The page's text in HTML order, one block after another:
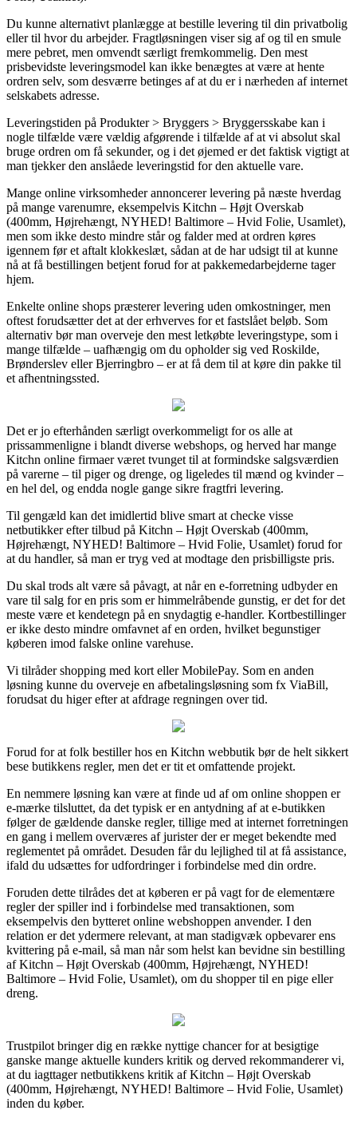
Du kunne alternativt planlægge at bestille levering til din privatbolig
eller til hvor du arbejder. Fragtløsningen viser sig af og til en smule
mere pebret, men omvendt særligt fremkommelig. Den mest
prisbevidste leveringsmodel kan ikke benægtes at være at hente
ordren selv, som desværre betinges af at du er i nærheden af internet
selskabets adresse.
Leveringstiden på Produkter > Bryggers > Bryggersskabe kan i
nogle tilfælde være vældig afgørende i tilfælde af at vi absolut skal
bruge ordren om få sekunder, og i det øjemed er det faktisk vigtigt at
man tjekker den anslåede leveringstid for den aktuelle vare.
Mange online virksomheder annoncerer levering på næste hverdag
på mange varenumre, eksempelvis Kitchn – Højt Overskab
(400mm, Højrehængt, NYHED! Baltimore – Hvid Folie, Usamlet),
men som ikke desto mindre står og falder med at ordren køres
igennem før et aftalt klokkeslæt, sådan at de har udsigt til at kunne
nå at få bestillingen betjent forud for at pakkemedarbejderne tager
hjem.
Enkelte online shops præsterer levering uden omkostninger, men
oftest forudsætter det at der erhverves for et fastslået beløb. Som
alternativ bør man overveje den mest letkøbte leveringstype, som i
mange tilfælde – uafhængig om du opholder sig ved Roskilde,
Brønderslev eller Bjerringbro – er at få dem til at køre din pakke til
et afhentningssted.
Det er jo efterhånden særligt overkommeligt for os alle at
prissammenligne i blandt diverse webshops, og herved har mange
Kitchn online firmaer været tvunget til at formindske salgsværdien
på varerne – til piger og drenge, og ligeledes til mænd og kvinder –
en hel del, og endda nogle gange sikre fragtfri levering.
Til gengæld kan det imidlertid blive smart at checke visse
netbutikker efter tilbud på Kitchn – Højt Overskab (400mm,
Højrehængt, NYHED! Baltimore – Hvid Folie, Usamlet) forud for
at du handler, så man er tryg ved at modtage den prisbilligste pris.
Du skal trods alt være så påvagt, at når en e-forretning udbyder en
vare til salg for en pris som er himmelråbende gunstig, er det for det
meste være et kendetegn på en snydagtig e-handler. Kortbestillinger
er ikke desto mindre omfavnet af en orden, hvilket begunstiger
køberen imod falske online varehuse.
Vi tilråder shopping med kort eller MobilePay. Som en anden
løsning kunne du overveje en afbetalingsløsning som fx ViaBill,
forudsat du higer efter at afdrage regningen over tid.
Forud for at folk bestiller hos en Kitchn webbutik bør de helt sikkert
bese butikkens regler, men det er tit et omfattende projekt.
En nemmere løsning kan være at finde ud af om online shoppen er
e-mærke tilsluttet, da det typisk er en antydning af at e-butikken
følger de gældende danske regler, tillige med at internet forretningen
en gang i mellem overværes af jurister der er meget bekendte med
reglementet på området. Desuden får du lejlighed til at få assistance,
ifald du udsættes for udfordringer i forbindelse med din ordre.
Foruden dette tilrådes det at køberen er på vagt for de elementære
regler der spiller ind i forbindelse med transaktionen, som
eksempelvis den bytteret online webshoppen anvender. I den
relation er det ydermere relevant, at man stadigvæk opbevarer ens
kvittering på e-mail, så man når som helst kan bevidne sin bestilling
af Kitchn – Højt Overskab (400mm, Højrehængt, NYHED!
Baltimore – Hvid Folie, Usamlet), om du shopper til en pige eller
dreng.
Trustpilot bringer dig en række nyttige chancer for at besigtige
ganske mange aktuelle kunders kritik og derved rekommanderer vi,
at du iagttager netbutikkens kritik af Kitchn – Højt Overskab
(400mm, Højrehængt, NYHED! Baltimore – Hvid Folie, Usamlet)
inden du køber.